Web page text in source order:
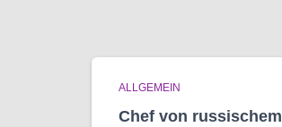
ALLGEMEIN
Chef von russischem